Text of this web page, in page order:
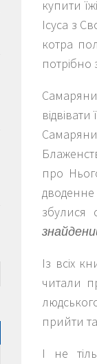
купити
Ісуса з
котра
потрібно
про
дводенне
збулися
Із всіх
читали
прийти
І не